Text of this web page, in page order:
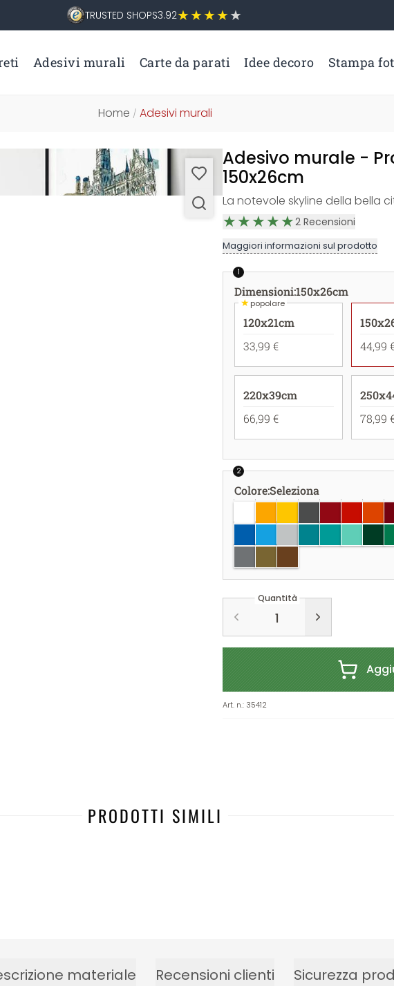
TRUSTED SHOPS3.92
Adesivi murali Carte da parati Idee decoro Stampa
Home / Adesivi murali
Adesivo murale -
150x26cm
La notevole skyline della bella
2 Recensioni
Maggiori informazioni sul prodotto
1
Dimensioni:150x26cm
★popolare
120x21cm
33,99 €
44,99
220x39cm
66,99 €
78,99
2
Colore:Seleziona
Quantità
Art. n.: 35412
PRODOTTI SIMILI
materiale Recensioni clienti Sicurezza